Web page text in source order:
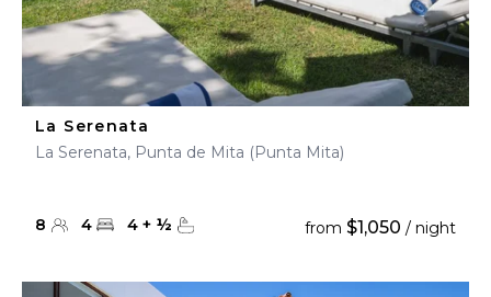
La Serenata
La Serenata, Punta de Mita (Punta Mita)
8 4 4 + ½ from $1,050 / night